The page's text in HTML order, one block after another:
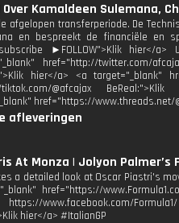
Kamaldeen Sulemana,
transferperiode. De
en bespreekt de financiële en
►FOLLOW">Klik hier</a>
href="http://twitter.com/
hier</a> <a target="_blank"
@afcajax
href="https://www.threads.net/
afleveringen
At Monza | Jolyon Palmer’s
a detailed look at Oscar Piastri's
href="https://
www.facebook.com/
hier</a> #ItalianGP